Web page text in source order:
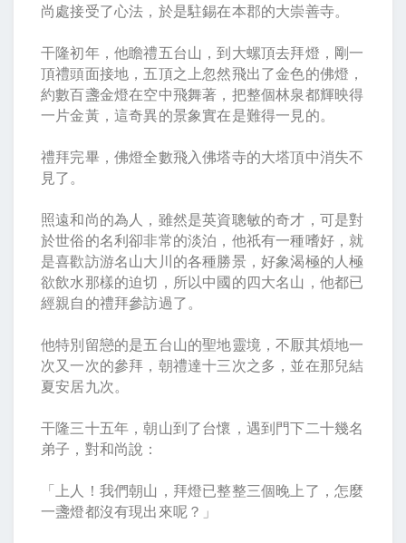
尚處接受了心法，於是駐錫在本郡的大崇善寺。
干隆初年，他瞻禮五台山，到大螺頂去拜燈，剛一
頂禮頭面接地，五頂之上忽然飛出了金色的佛燈，
約數百盞金燈在空中飛舞著，把整個林泉都輝映得
一片金黃，這奇異的景象實在是難得一見的。
禮拜完畢，佛燈全數飛入佛塔寺的大塔頂中消失不
見了。
照遠和尚的為人，雖然是英資聰敏的奇才，可是對
於世俗的名利卻非常的淡泊，他祇有一種嗜好，就
是喜歡訪游名山大川的各種勝景，好象渴極的人極
欲飲水那樣的迫切，所以中國的四大名山，他都已
經親自的禮拜參訪過了。
他特別留戀的是五台山的聖地靈境，不厭其煩地一
次又一次的參拜，朝禮達十三次之多，並在那兒結
夏安居九次。
干隆三十五年，朝山到了台懷，遇到門下二十幾名
弟子，對和尚說：
「上人！我們朝山，拜燈已整整三個晚上了，怎麼
一盞燈都沒有現出來呢？」